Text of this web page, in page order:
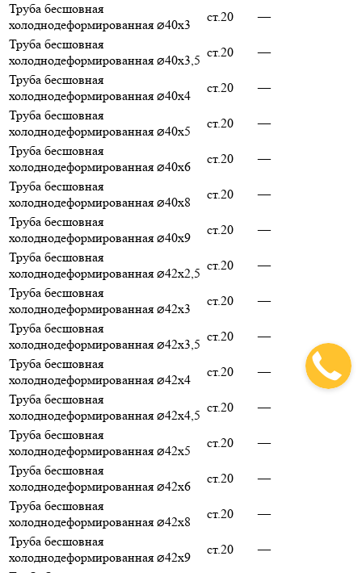
Труба бесшовная
холоднодеформированная ⌀40х3
ст.20
—
Труба бесшовная
холоднодеформированная ⌀40х3,5
ст.20
—
Труба бесшовная
холоднодеформированная ⌀40х4
ст.20
—
Труба бесшовная
холоднодеформированная ⌀40х5
ст.20
—
Труба бесшовная
холоднодеформированная ⌀40х6
ст.20
—
Труба бесшовная
холоднодеформированная ⌀40х8
ст.20
—
Труба бесшовная
холоднодеформированная ⌀40х9
ст.20
—
Труба бесшовная
холоднодеформированная ⌀42х2,5
ст.20
—
Труба бесшовная
холоднодеформированная ⌀42х3
ст.20
—
Труба бесшовная
холоднодеформированная ⌀42х3,5
ст.20
—
Труба бесшовная
холоднодеформированная ⌀42х4
ст.20
—
Труба бесшовная
холоднодеформированная ⌀42х4,5
ст.20
—
Труба бесшовная
холоднодеформированная ⌀42х5
ст.20
—
Труба бесшовная
холоднодеформированная ⌀42х6
ст.20
—
Труба бесшовная
холоднодеформированная ⌀42х8
ст.20
—
Труба бесшовная
холоднодеформированная ⌀42х9
ст.20
—